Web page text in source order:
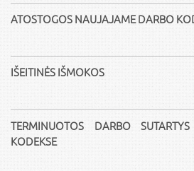
ATOSTOGOS NAUJAJAME DARBO
IŠEITINĖS IŠMOKOS
TERMINUOTOS DARBO
KODEKSE